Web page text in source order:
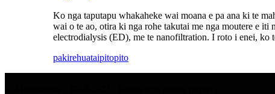
Ko nga taputapu whakaheke wai moana e pa ana ki te
wai o te ao, otira ki nga rohe takutai me nga moutere e
electrodialysis (ED), me te nanofiltration. I roto i enei, ko
pakirehuataipitopito